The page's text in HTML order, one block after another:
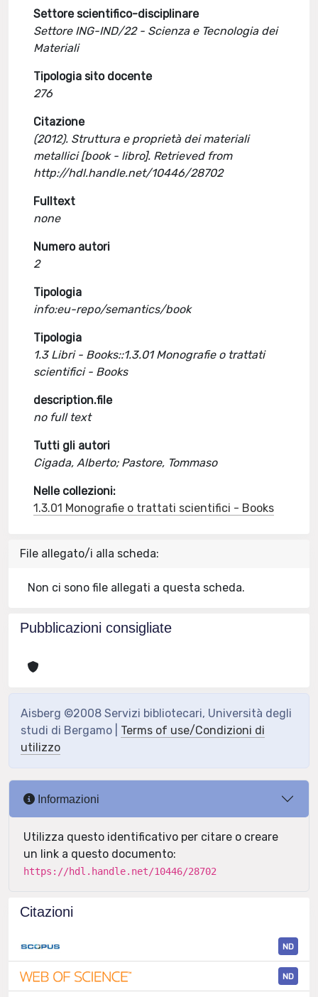
Settore scientifico-disciplinare
Settore ING-IND/22 - Scienza e Tecnologia dei
Materiali
Tipologia sito docente
276
Citazione
(2012). Struttura e proprietà dei materiali
metallici [book - libro]. Retrieved from
http://hdl.handle.net/10446/28702
Fulltext
none
Numero autori
2
Tipologia
info:eu-repo/semantics/book
Tipologia
1.3 Libri - Books::1.3.01 Monografie o trattati
scientifici - Books
description.file
no full text
Tutti gli autori
Cigada, Alberto; Pastore, Tommaso
Nelle collezioni:
1.3.01 Monografie o trattati scientifici - Books
File allegato/i alla scheda:
Non ci sono file allegati a questa scheda.
Pubblicazioni consigliate
Aisberg ©2008 Servizi bibliotecari, Università degli
studi di Bergamo | Terms of use/Condizioni di
utilizzo
Informazioni
Utilizza questo identificativo per citare o creare
un link a questo documento:
https://hdl.handle.net/10446/28702
Citazioni
ND
ND